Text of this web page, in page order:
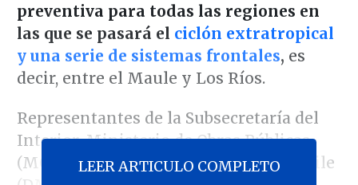
preventiva para todas las regiones en
las que se pasará el ciclón extratropical
y una serie de sistemas frontales, es
decir, entre el Maule y Los Ríos.
Representantes de la Subsecretaría del
Interior, Ministerio de Obras Públicas
(MOP), Dirección Meteorológica de Chile
LEER ARTICULO COMPLETO